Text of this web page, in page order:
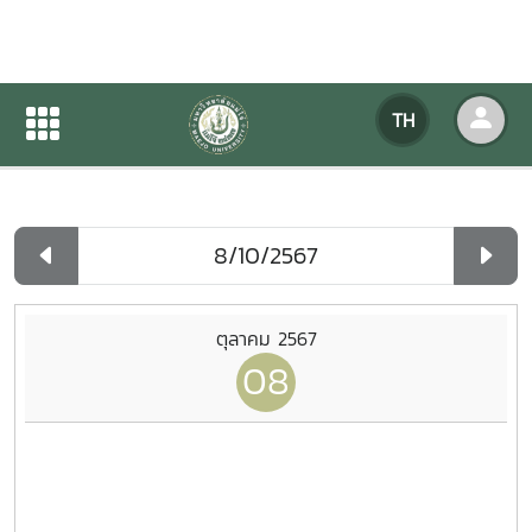
TH
ปฏิทินกิจกรรมของหน่วยงาน
ปฏิทินกิจกรรมของหน่วยงาน
ตุลาคม 2567
08